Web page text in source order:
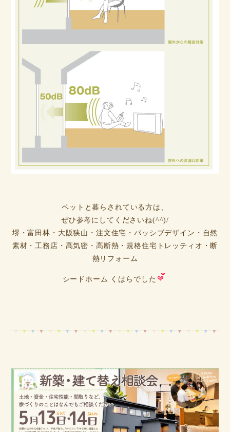
ペットと暮らされている方は、
ぜひ参考にしてくださいね(^^)/
堺・富田林・大阪狭山・注文住宅・パッシブデザイン・自然
素材・工務店・高気密・高断熱・規格住宅トレッティオ・断
熱リフォーム
シードホーム くはらでした